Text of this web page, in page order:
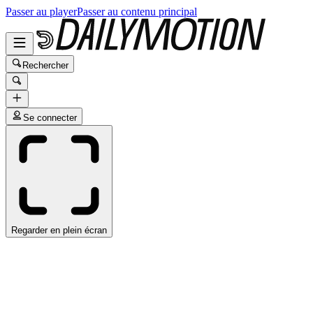
Passer au playerPasser au contenu principal
Rechercher
Se connecter
Regarder en plein écran